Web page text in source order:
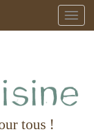
tous !